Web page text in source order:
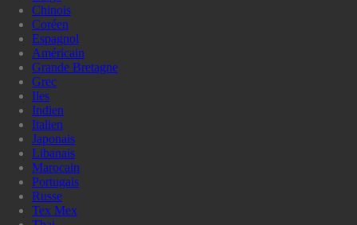
Chinois
Coréen
Espagnol
Américain
Grande Bretagne
Grec
Iles
Indien
Italien
Japonais
Libanais
Marocain
Portugais
Russe
Tex Mex